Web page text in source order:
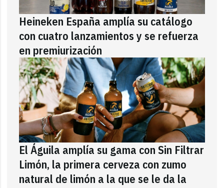
Heineken España amplía su catálogo
con cuatro lanzamientos y se refuerza
en premiurización
El Águila amplía su gama con Sin Filtrar
Limón, la primera cerveza con zumo
natural de limón a la que se le da la